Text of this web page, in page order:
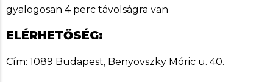
gyalogosan 4 perc távolságra van
ELÉRHETŐSÉG:
Cím: 1089 Budapest, Benyovszky Móric u. 40.